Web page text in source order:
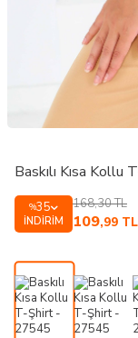
Baskılı Kısa
%35
İNDIRIM
168,30TL
109,99 TL